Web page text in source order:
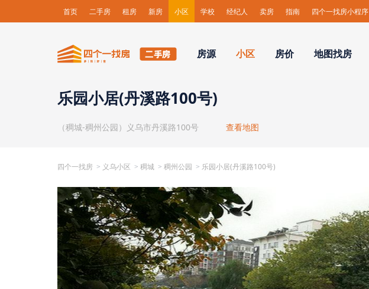
首页 二手房 租房 新房 小区 学校 经纪人 卖房 指南 四个一找房小程序
房源 小区 房价 地图找房
乐园小居(丹溪路100号)
（稠城-稠州公园）义乌市丹溪路100号 查看地图
四个一找房 > 义乌小区 > 稠城 > 稠州公园 > 乐园小居(丹溪路100号)